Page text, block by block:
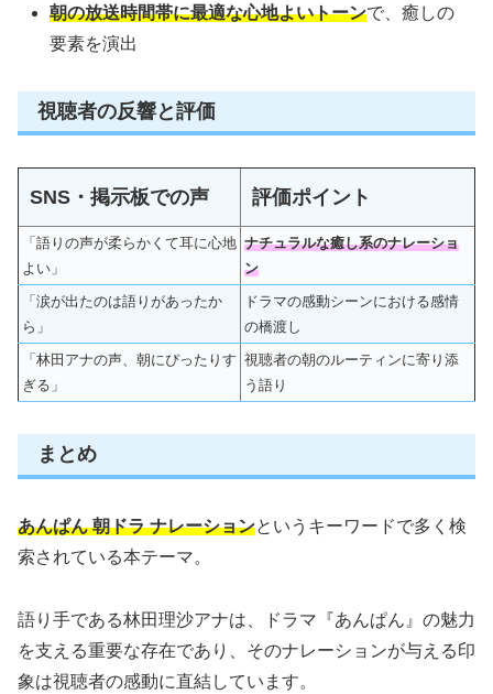
朝の放送時間帯に最適な心地よいトーンで、癒しの
要素を演出
視聴者の反響と評価
SNS・掲示板での声 評価ポイント
「語りの声が柔らかくて耳に心地
よい」
ナチュラルな癒し系のナレーショ
ン
「涙が出たのは語りがあったか
ら」
ドラマの感動シーンにおける感情
の橋渡し
「林田アナの声、朝にぴったりす
ぎる」
視聴者の朝のルーティンに寄り添
う語り
まとめ
あんぱん 朝ドラ ナレーションというキーワードで多く検
索されている本テーマ。
語り手である林田理沙アナは、ドラマ『あんぱん』の魅力
を支える重要な存在であり、そのナレーションが与える印
象は視聴者の感動に直結しています。